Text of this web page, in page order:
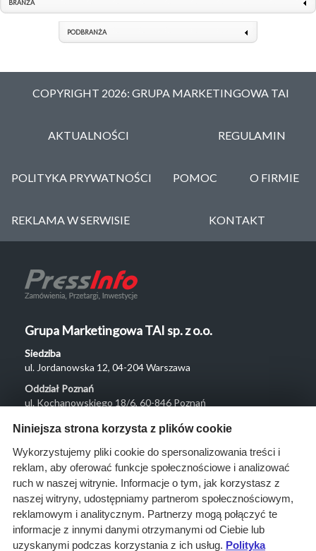
BRANŻA
PODBRANŻA
COPYRIGHT 2026: GRUPA MARKETINGOWA TAI
AKTUALNOŚCI REGULAMIN
POLITYKA PRYWATNOŚCI POMOC O FIRMIE
REKLAMA W SERWISIE KONTAKT
Grupa Marketingowa TAI sp. z o.o.
Siedziba
ul. Jordanowska 12, 04-204 Warszawa
Oddział Poznań
ul. Kochanowskiego 18/6, 60-846 Poznań
Menu
O nas
Rozwiązania
Monitoring
przetargów
Raporty
Niniejsza strona korzysta z plików cookie
Wykorzystujemy pliki cookie do spersonalizowania treści i
reklam, aby oferować funkcje społecznościowe i analizować
ruch w naszej witrynie. Informacje o tym, jak korzystasz z
naszej witryny, udostępniamy partnerom społecznościowym,
reklamowym i analitycznym. Partnerzy mogą połączyć te
informacje z innymi danymi otrzymanymi od Ciebie lub
uzyskanymi podczas korzystania z ich usług. Polityka